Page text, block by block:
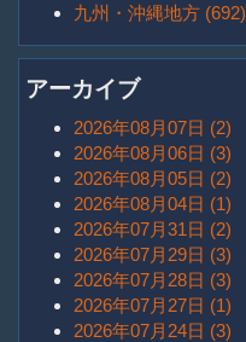
九州・沖縄地方 (692)
アーカイブ
2026年08月07日 (2)
2026年08月06日 (3)
2026年08月05日 (2)
2026年08月04日 (1)
2026年07月31日 (2)
2026年07月29日 (3)
2026年07月28日 (3)
2026年07月27日 (1)
2026年07月24日 (3)